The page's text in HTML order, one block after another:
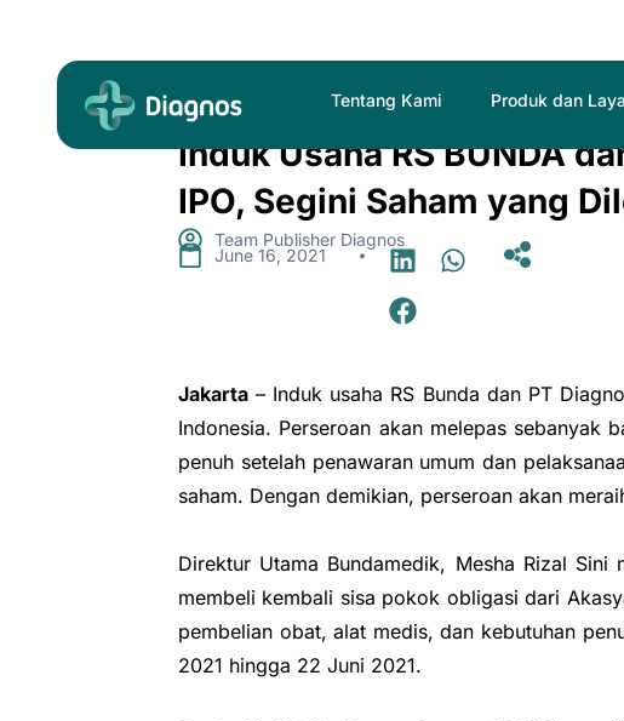
content
Tentang Kami Produk dan
Induk Usaha RS BUNDA
IPO, Segini Saham yang
Team Publisher Diagnos
June 16, 2021 .
Jakarta – Induk usaha RS Bunda dan PT
Indonesia. Perseroan akan melepas
penuh setelah penawaran umum dan
saham. Dengan demikian, perseroan akan
Direktur Utama Bundamedik, Mesha Rizal
membeli kembali sisa pokok obligasi dari
pembelian obat, alat medis, dan kebutuhan
2021 hingga 22 Juni 2021.